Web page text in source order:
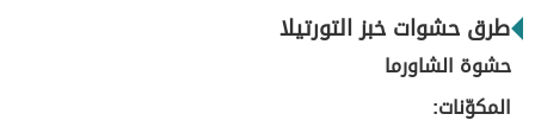
طرق حشوات خبز التورتيلا
حشوة الشاورما
المكوّنات: